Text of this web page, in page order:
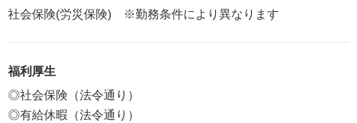
社会保険(労災保険) ※勤務条件により異なります
福利厚生
◎社会保険（法令通り）
◎有給休暇（法令通り）